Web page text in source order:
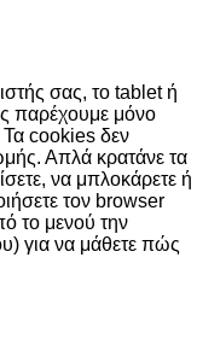
σας, το tablet ή
παρέχουμε μόνο
Τα cookies δεν
Απλά κρατάνε τα
να μπλοκάρετε ή
τον browser
το μενού την
για να μάθετε πώς